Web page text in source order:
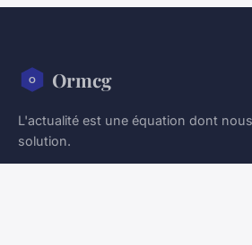
Ormcg
L'actualité est une équation dont
solution.